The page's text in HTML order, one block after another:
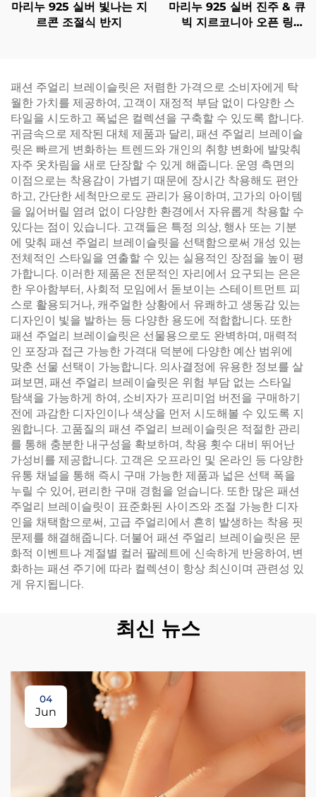
마리누 925 실버 빛나는 지
르콘 조절식 반지
마리누 925 실버 진주 & 큐
빅 지르코니아 오픈 링
패션 주얼리 브레이슬릿은 저렴한 가격으로 소비자에게 탁
월한 가치를 제공하여, 고객이 재정적 부담 없이 다양한 스
타일을 시도하고 폭넓은 컬렉션을 구축할 수 있도록 합니다.
귀금속으로 제작된 대체 제품과 달리, 패션 주얼리 브레이슬
릿은 빠르게 변화하는 트렌드와 개인의 취향 변화에 발맞춰
자주 옷차림을 새로 단장할 수 있게 해줍니다. 운영 측면의
이점으로는 착용감이 가볍기 때문에 장시간 착용해도 편안
하고, 간단한 세척만으로도 관리가 용이하며, 고가의 아이템
을 잃어버릴 염려 없이 다양한 환경에서 자유롭게 착용할 수
있다는 점이 있습니다. 고객들은 특정 의상, 행사 또는 기분
에 맞춰 패션 주얼리 브레이슬릿을 선택함으로써 개성 있는
전체적인 스타일을 연출할 수 있는 실용적인 장점을 높이 평
가합니다. 이러한 제품은 전문적인 자리에서 요구되는 은은
한 우아함부터, 사회적 모임에서 돋보이는 스테이트먼트 피
스로 활용되거나, 캐주얼한 상황에서 유쾌하고 생동감 있는
디자인이 빛을 발하는 등 다양한 용도에 적합합니다. 또한
패션 주얼리 브레이슬릿은 선물용으로도 완벽하며, 매력적
인 포장과 접근 가능한 가격대 덕분에 다양한 예산 범위에
맞춘 선물 선택이 가능합니다. 의사결정에 유용한 정보를 살
펴보면, 패션 주얼리 브레이슬릿은 위험 부담 없는 스타일
탐색을 가능하게 하여, 소비자가 프리미엄 버전을 구매하기
전에 과감한 디자인이나 색상을 먼저 시도해볼 수 있도록 지
원합니다. 고품질의 패션 주얼리 브레이슬릿은 적절한 관리
를 통해 충분한 내구성을 확보하며, 착용 횟수 대비 뛰어난
가성비를 제공합니다. 고객은 오프라인 및 온라인 등 다양한
유통 채널을 통해 즉시 구매 가능한 제품과 넓은 선택 폭을
누릴 수 있어, 편리한 구매 경험을 얻습니다. 또한 많은 패션
주얼리 브레이슬릿이 표준화된 사이즈와 조절 가능한 디자
인을 채택함으로써, 고급 주얼리에서 흔히 발생하는 착용 핏
문제를 해결해줍니다. 더불어 패션 주얼리 브레이슬릿은 문
화적 이벤트나 계절별 컬러 팔레트에 신속하게 반응하여, 변
화하는 패션 주기에 따라 컬렉션이 항상 최신이며 관련성 있
게 유지됩니다.
최신 뉴스
04
Jun